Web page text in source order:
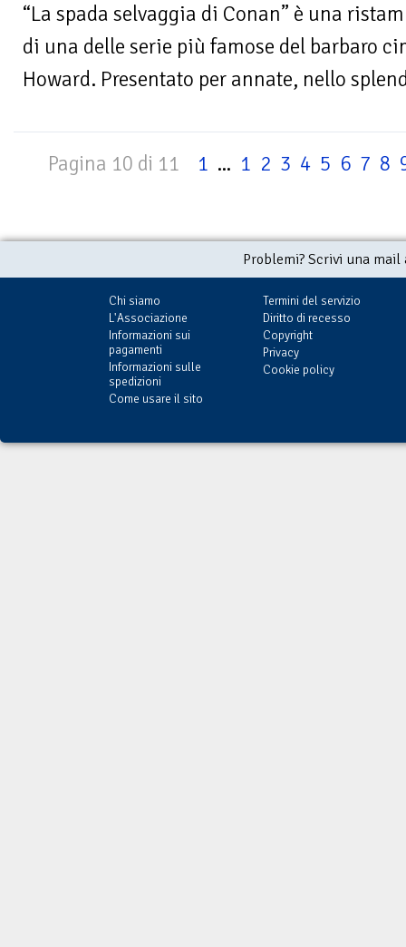
“La spada selvaggia di Conan” è una
di una delle serie più famose del barbaro
Howard. Presentato per annate, nello
Pagina 10 di 11 1 ... 1 2 3 4 5 6 7 8
Problemi? Scrivi una
Chi siamo
L'Associazione
Informazioni sui
pagamenti
Informazioni sulle
spedizioni
Come usare il sito
Termini del servizio
Diritto di recesso
Copyright
Privacy
Cookie policy